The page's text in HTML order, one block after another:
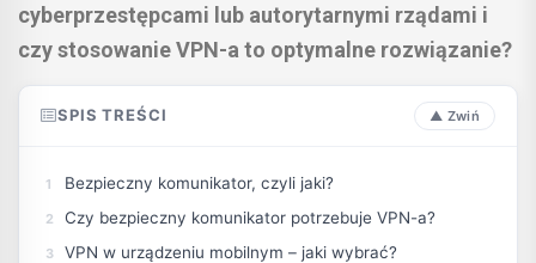
cyberprzestępcami lub autorytarnymi rządami i
czy stosowanie VPN-a to optymalne rozwiązanie?
SPIS TREŚCI
Bezpieczny komunikator, czyli jaki?
Czy bezpieczny komunikator potrzebuje VPN-a?
VPN w urządzeniu mobilnym – jaki wybrać?